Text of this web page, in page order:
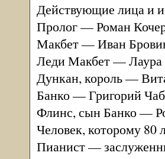
Действующие лица и
Пролог — Роман
Макбет — Иван
Леди Макбет — Лаура
Дункан, король —
Банко — Григорий
Флинс, сын Банко —
Человек, которому
Пианист —